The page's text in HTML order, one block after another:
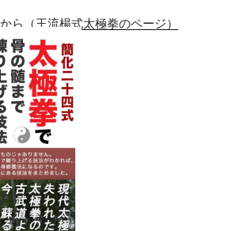
ら（王流楊式太極拳のページ）